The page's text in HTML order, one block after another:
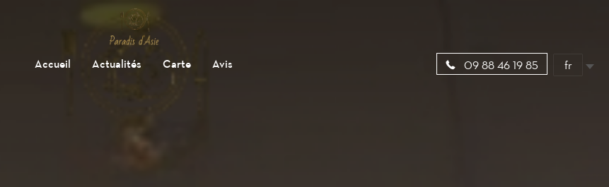
Accueil Actualités Carte Avis 09 88 46 19 85 fr